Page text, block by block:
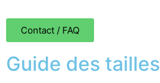
Contact / FAQ
Guide des tailles